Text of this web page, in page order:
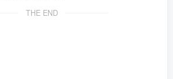
THE END